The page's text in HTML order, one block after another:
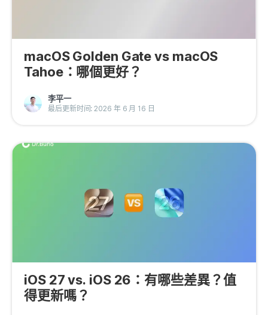
macOS Golden Gate vs macOS
Tahoe：哪個更好？
李平一
最后更新时间: 2026 年 6 月 16 日
iOS 27 vs. iOS 26：有哪些差異？值
得更新嗎？